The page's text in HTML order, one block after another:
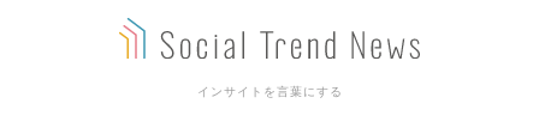
インサイトを言葉にする